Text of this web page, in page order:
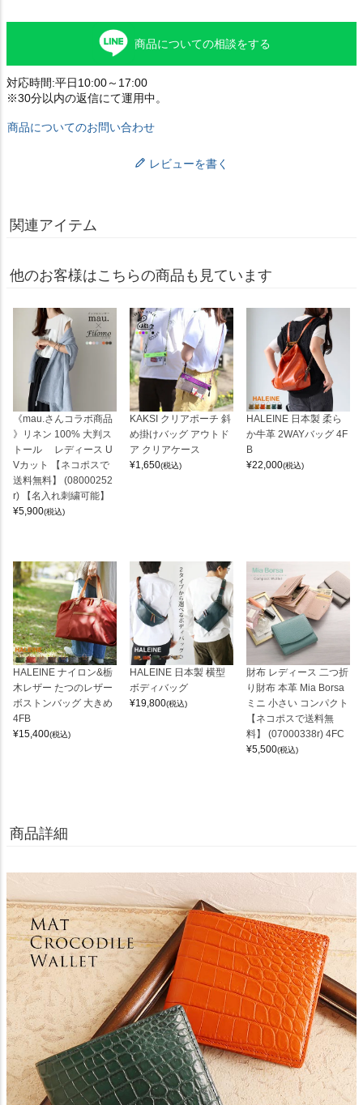
商品についての相談をする
対応時間:平日10:00～17:00
※30分以内の返信にて運用中。
商品についてのお問い合わせ
レビューを書く
関連アイテム
他のお客様はこちらの商品も見ています
《mau.さんコラボ商品
》リネン 100% 大判ス
トール レディース U
Vカット 【ネコポスで
送料無料】 (08000252
r) 【名入れ刺繍可能】
¥5,900(税込)
KAKSI クリアポーチ 斜
め掛けバッグ アウトド
ア クリアケース
¥1,650(税込)
HALEINE 日本製 柔ら
か牛革 2WAYバッグ 4F
B
¥22,000(税込)
HALEINE ナイロン&栃
木レザー たつのレザー
ボストンバッグ 大きめ
4FB
¥15,400(税込)
HALEINE 日本製 横型
ボディバッグ
¥19,800(税込)
財布 レディース 二つ折
り財布 本革 Mia Borsa
ミニ 小さい コンパクト
【ネコポスで送料無
料】 (07000338r) 4FC
¥5,500(税込)
商品詳細